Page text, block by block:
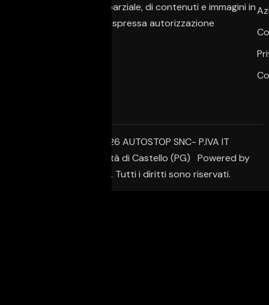
pubblicazione, anche parziale, di contenuti e immagini in
qualsiasi forma, salvo espressa autorizzazione
© Copyright 2026 AUTOSTOP SNC- P.IVA IT
02650950542 – Città di Castello (PG) Powered by
Creative Agency. Tutti i diritti sono riservati.